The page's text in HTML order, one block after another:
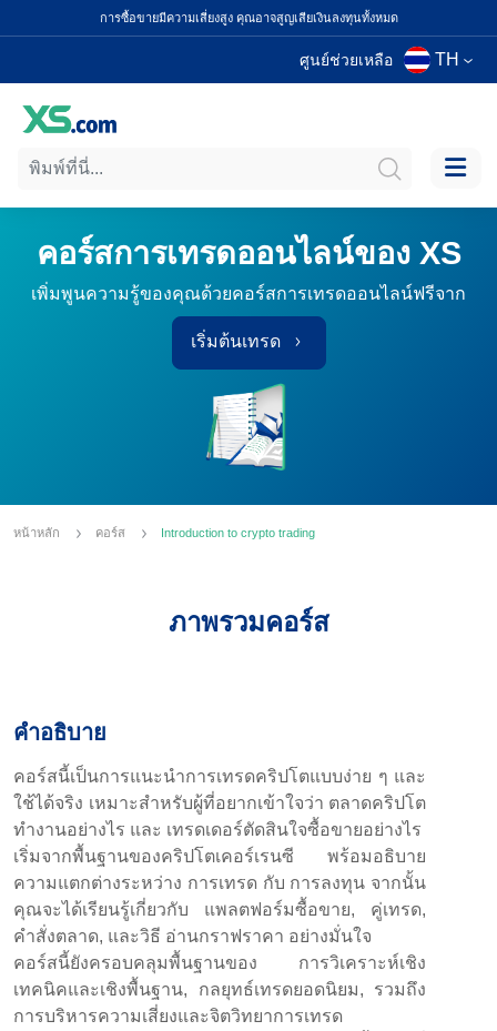
การซื้อขายมีความเสี่ยงสูง คุณอาจสูญเสียเงินลงทุนทั้งหมด
ศูนย์ช่วยเหลือ TH
คอร์สการเทรดออนไลน์ของ XS
เพิ่มพูนความรู้ของคุณด้วยคอร์สการเทรดออนไลน์ฟรีจาก
เริ่มต้นเทรด
หน้าหลัก คอร์ส Introduction to crypto trading
ภาพรวมคอร์ส
คำอธิบาย
คอร์สนี้เป็นการแนะนำการเทรดคริปโตแบบง่าย ๆ และ
ใช้ได้จริง เหมาะสำหรับผู้ที่อยากเข้าใจว่า ตลาดคริปโต
ทำงานอย่างไร และ เทรดเดอร์ตัดสินใจซื้อขายอย่างไร
เริ่มจากพื้นฐานของคริปโตเคอร์เรนซี พร้อมอธิบาย
ความแตกต่างระหว่าง การเทรด กับ การลงทุน จากนั้น
คุณจะได้เรียนรู้เกี่ยวกับ แพลตฟอร์มซื้อขาย, คู่เทรด,
คำสั่งตลาด, และวิธี อ่านกราฟราคา อย่างมั่นใจ
คอร์สนี้ยังครอบคลุมพื้นฐานของ การวิเคราะห์เชิง
เทคนิคและเชิงพื้นฐาน, กลยุทธ์เทรดยอดนิยม, รวมถึง
การบริหารความเสี่ยงและจิตวิทยาการเทรด